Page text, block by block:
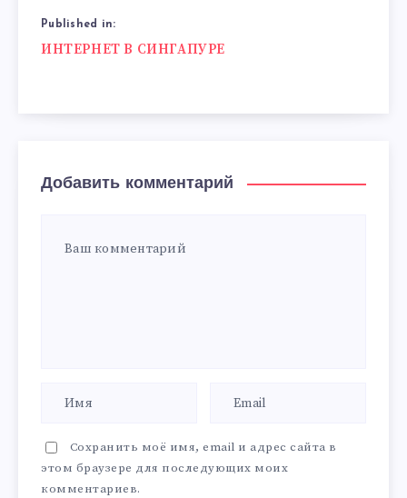
Published in:
Навигация
ИНТЕРНЕТ В СИНГАПУРЕ
Добавить комментарий
Сохранить моё имя, email и адрес сайта в
этом браузере для последующих моих
комментариев.